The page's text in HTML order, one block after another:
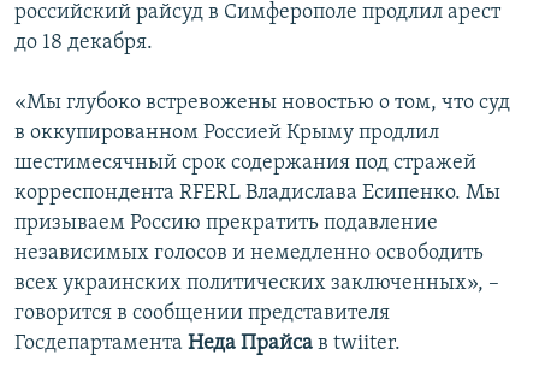
российский райсуд в Симферополе продлил арест
до 18 декабря.
«Мы глубоко встревожены новостью о том, что суд
в оккупированном Россией Крыму продлил
шестимесячный срок содержания под стражей
корреспондента RFERL Владислава Есипенко. Мы
призываем Россию прекратить подавление
независимых голосов и немедленно освободить
всех украинских политических заключенных», –
говорится в сообщении представителя
Госдепартамента Неда Прайса в twiiter.